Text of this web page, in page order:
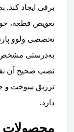
برقی ایجاد کند.
تعویض قطعه،
تخصصی ولوو
به‌درستی مشخص
نصب صحیح آن
تزریق سوخت و
دارد.
محصولات